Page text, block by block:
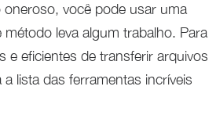
você pode usar uma
leva algum trabalho. Para
e eficientes de transferir arquivos
lista das ferramentas incríveis